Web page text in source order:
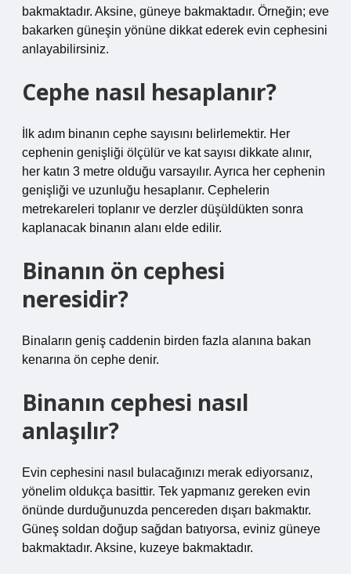
bakmaktadır. Aksine, güneye bakmaktadır. Örneğin; eve
bakarken güneşin yönüne dikkat ederek evin cephesini
anlayabilirsiniz.
Cephe nasıl hesaplanır?
İlk adım binanın cephe sayısını belirlemektir. Her
cephenin genişliği ölçülür ve kat sayısı dikkate alınır,
her katın 3 metre olduğu varsayılır. Ayrıca her cephenin
genişliği ve uzunluğu hesaplanır. Cephelerin
metrekareleri toplanır ve derzler düşüldükten sonra
kaplanacak binanın alanı elde edilir.
Binanın ön cephesi
neresidir?
Binaların geniş caddenin birden fazla alanına bakan
kenarına ön cephe denir.
Binanın cephesi nasıl
anlaşılır?
Evin cephesini nasıl bulacağınızı merak ediyorsanız,
yönelim oldukça basittir. Tek yapmanız gereken evin
önünde durduğunuzda pencereden dışarı bakmaktır.
Güneş soldan doğup sağdan batıyorsa, eviniz güneye
bakmaktadır. Aksine, kuzeye bakmaktadır.